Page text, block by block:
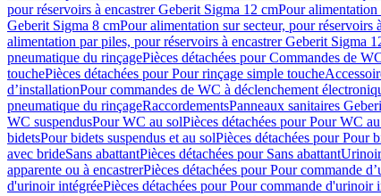
pour réservoirs à encastrer Geberit Sigma 12 cmPour alimentation
Geberit Sigma 8 cmPour alimentation sur secteur, pour réservoirs
alimentation par piles, pour réservoirs à encastrer Geberit Sigma
pneumatique du rinçagePièces détachées pour Commandes de
touchePièces détachées pour Pour rinçage simple touche
d’installationPour commandes de WC à déclenchement
pneumatique du rinçageRaccordementsPanneaux sanitaires
WC suspendusPour WC au solPièces détachées pour Pour WC
bidetsPour bidets suspendus et au solPièces détachées pour Pour
avec brideSans abattantPièces détachées pour Sans abattant
apparente ou à encastrerPièces détachées pour Pour commande
d'urinoir intégréePièces détachées pour Pour commande d'urinoir